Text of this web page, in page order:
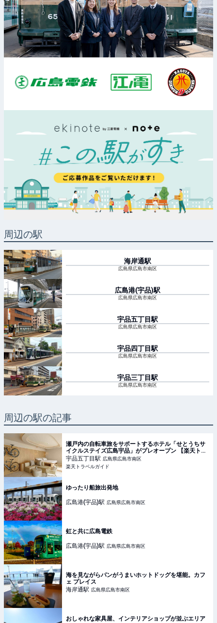
周辺の駅
海岸通駅
広島県広島市南区
広島港(宇品)駅
広島県広島市南区
宇品五丁目駅
広島県広島市南区
宇品四丁目駅
広島県広島市南区
宇品三丁目駅
広島県広島市南区
周辺の駅の記事
瀬戸内の自転車旅をサポートするホテル「せとうちサ
イクルステイズ広島宇品」がプレオープン 【楽天トラ
ベル】
宇品五丁目駅 広島県広島市南区
楽天トラベルガイド
ゆったり船旅出発地
広島港(宇品)駅 広島県広島市南区
虹と共に広島電鉄
広島港(宇品)駅 広島県広島市南区
海を見ながらパンがうまいホットドッグを堪能。カフ
ェ プレイス
海岸通駅 広島県広島市南区
おしゃれな家具屋、インテリアショップが並ぶエリア